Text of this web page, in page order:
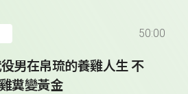
50:00
男在帛琉的養雞人生 不
糞變黃金